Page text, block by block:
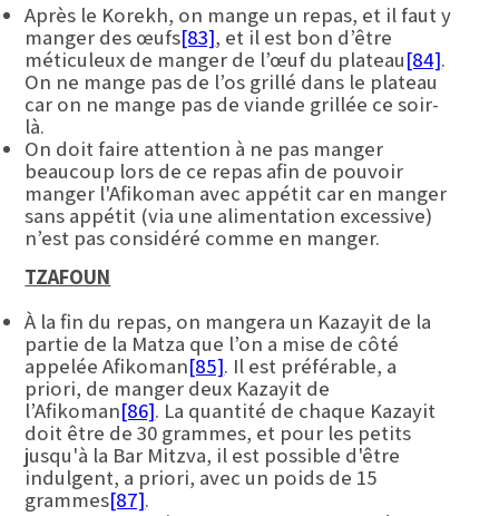
Après le Korekh, on mange un repas, et il faut y
manger des œufs[83], et il est bon d’être
méticuleux de manger de l’œuf du plateau[84].
On ne mange pas de l’os grillé dans le plateau
car on ne mange pas de viande grillée ce soir-
là.
On doit faire attention à ne pas manger
beaucoup lors de ce repas afin de pouvoir
manger l'Afikoman avec appétit car en manger
sans appétit (via une alimentation excessive)
n’est pas considéré comme en manger.
TZAFOUN
À la fin du repas, on mangera un Kazayit de la
partie de la Matza que l’on a mise de côté
appelée Afikoman[85]. Il est préférable, a
priori, de manger deux Kazayit de
l’Afikoman[86]. La quantité de chaque Kazayit
doit être de 30 grammes, et pour les petits
jusqu'à la Bar Mitzva, il est possible d'être
indulgent, a priori, avec un poids de 15
grammes[87].